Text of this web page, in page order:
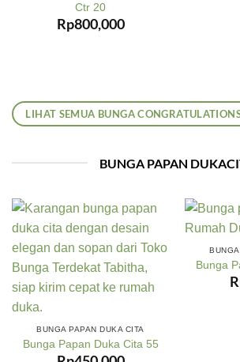
Ctr 20
Rp800,000
LIHAT SEMUA BUNGA
BUNGA PAPAN
BUNGA PAPAN DUKA CITA
Bunga Papan Duka Cita 55
Bunga